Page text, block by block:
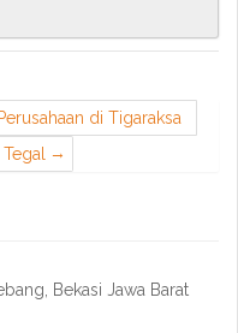
di Tigaraksa
Bekasi Jawa Barat